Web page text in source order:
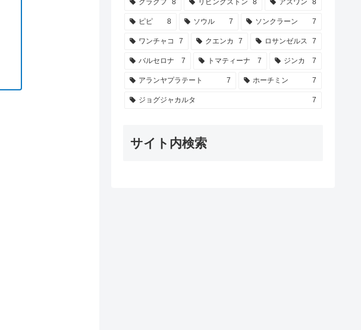
クラクフ 8 リビングストン 8 アスワン 8
ピピ 8 ソウル 7 ソンクラーン 7
ワンチャコ 7 クエンカ 7 ロサンゼルス 7
バルセロナ 7 トマティーナ 7 ジンカ 7
アランヤプラテート 7 ホーチミン 7
ジョグジャカルタ 7
サイト内検索